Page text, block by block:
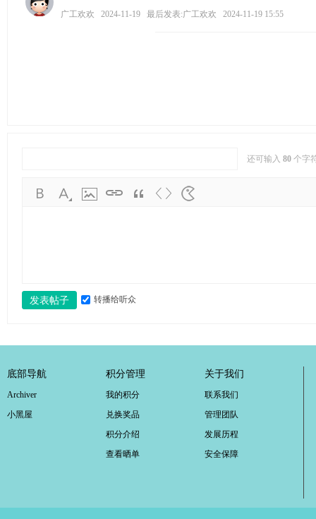
广工欢欢 2024-11-19 最后发表:广工欢欢 2024-11-19 15:55
还可输入 80 个字
发表帖子 转播给听众
底部导航
Archiver
小黑屋
积分管理
我的积分
兑换奖品
积分介绍
查看晒单
关于我们
联系我们
管理团队
发展历程
安全保障